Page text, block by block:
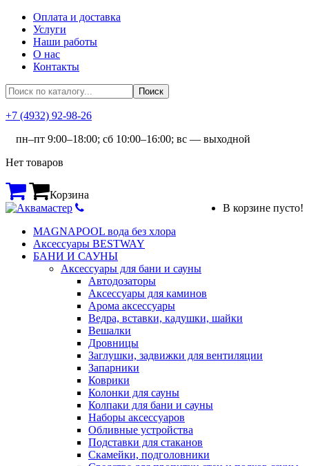
Оплата и доставка
Услуги
Наши работы
О нас
Контакты
+7 (4932) 92-98-26
пн–пт 9:00–18:00; сб 10:00–16:00; вс — выходной
Нет товаров
Корзина
В корзине пусто!
MAGNAPOOL вода без хлора
Аксессуары BESTWAY
БАНИ И САУНЫ
Аксессуары для бани и сауны
Автодозаторы
Аксессуары для каминов
Арома аксессуары
Ведра, вставки, кадушки, шайки
Вешалки
Дровницы
Заглушки, задвижки для вентиляции
Запарники
Коврики
Колонки для сауны
Колпаки для бани и сауны
Наборы аксессуаров
Обливные устройства
Подставки для стаканов
Скамейки, подголовники